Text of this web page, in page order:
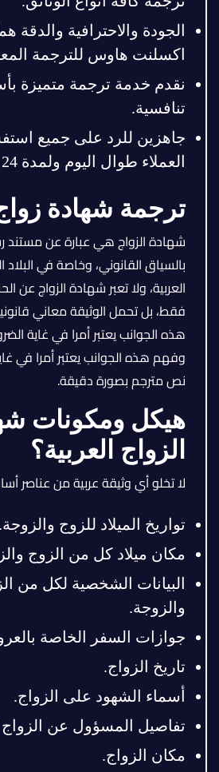
الجودة والاحترافية والدقة
اكسلنت هاوس للترجمة
نقدم خدمة ترجمة متميزة
تنافسية.
جاهزين للرد على جميع
العملاء طوال اليوم ولمدة 24 ساعة.
ترجمة شهادة زواج
شهادة الزواج هي عبارة عن مستند
بالسياق القانوني، وخاصة في البلاد
العربية، ولا تعبر شهادة الزواج عن
فقط، بل تحمل الوثيقة معاني
هذه الجوانب يعتبر أمرا في غاية
وفهم هذه الجوانب يعتبر أمرا في
نص مترجم بصورة دقيقة.
هيكل ومكونات
الزواج العربية؟
لا تخلو أي وثيقة عربية من عناصر
تواريخ الميلاد للزوج والزوجة.
مكان ميلاد كل من الزوج
البيانات الشخصية لكل من
والزوجة.
جوازات السفر الخاصة
تاريخ الزواج.
أسماء الشهود على الزواج.
تفاصيل المسؤول عن الزواج
مكان الزواج.